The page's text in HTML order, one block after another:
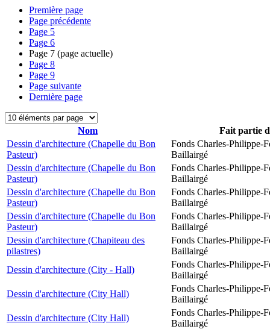
Première page
Page précédente
Page 5
Page 6
Page 7 (page actuelle)
Page 8
Page 9
Page suivante
Dernière page
Nom
Fait partie
Dessin d'architecture (Chapelle du Bon
Pasteur)
Fonds Charles-Philippe-
Baillairgé
Dessin d'architecture (Chapelle du Bon
Pasteur)
Fonds Charles-Philippe-
Baillairgé
Dessin d'architecture (Chapelle du Bon
Pasteur)
Fonds Charles-Philippe-
Baillairgé
Dessin d'architecture (Chapelle du Bon
Pasteur)
Fonds Charles-Philippe-
Baillairgé
Dessin d'architecture (Chapiteau des
pilastres)
Fonds Charles-Philippe-
Baillairgé
Dessin d'architecture (City - Hall)
Fonds Charles-Philippe-
Baillairgé
Dessin d'architecture (City Hall)
Fonds Charles-Philippe-
Baillairgé
Dessin d'architecture (City Hall)
Fonds Charles-Philippe-
Baillairgé